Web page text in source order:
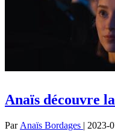
Anaïs découvre
Par Anaïs Bordages | 2023-